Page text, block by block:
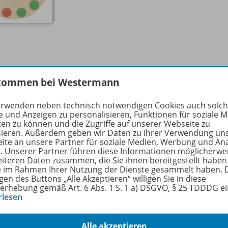
PALETTI - Mathematik
Multiplizieren und Dividieren
3. Schuljahr
Lieferbar
bei Westermann
neben technisch notwendigen Cookies auch
und Anzeigen zu personalisieren, Funktionen für soziale
zu können und die Zugriffe auf unserer Webseite zu
Außerdem geben wir Daten zu ihrer Verwendung
an unsere Partner für soziale Medien, Werbung und
Unserer Partner führen diese Informationen
Daten zusammen, die Sie ihnen bereitgestellt
im Rahmen Ihrer Nutzung der Dienste gesammelt haben.
des Buttons „Alle Akzeptieren“ willigen Sie in diese
gemäß Art. 6 Abs. 1 S. 1 a) DSGVO, § 25 TDDDG